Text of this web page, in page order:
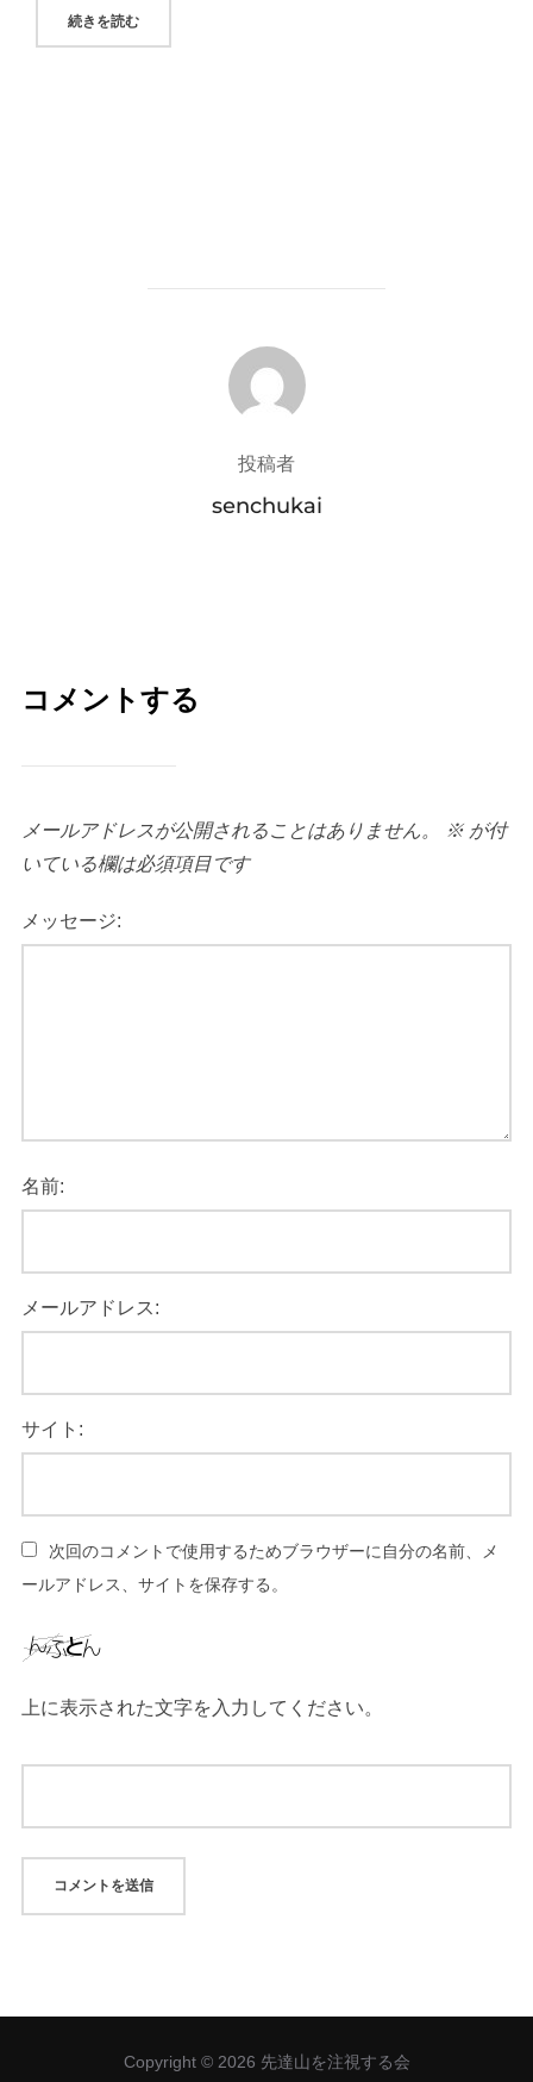
続きを読む"矢吹武さん、吾妻山の景観喪失をテーマとした画集「わが
投稿者
投稿者
senchukai
コメントする
メールアドレスが公開されることはありません。 ※が付
いている欄は必須項目です
メッセージ:
名前:
メールアドレス:
サイト:
次回のコメントで使用するためブラウザーに自分の名前、メ
ールアドレス、サイトを保存する。
上に表示された文字を入力してください。
Copyright © 2026 先達山を注視する会